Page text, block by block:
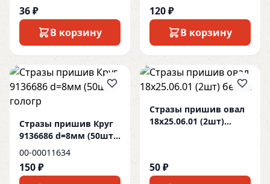
36 ₽
В корзину
120 ₽
В корзину
Стразы пришив Круг
9136686 d=8мм (50шт.)
гологр
00-00011634
150 ₽
Стразы пришив овал
18x25.06.01 (2шт)
50 ₽